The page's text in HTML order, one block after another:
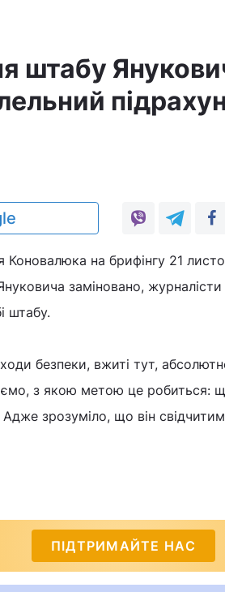
штабу
Коновалюка на брифінгу 21
заміновано, журналісти
штабу.
безпеки, вжиті тут,
з якою метою це робиться:
Адже зрозуміло, що він
ПІДТРИМАЙТЕ НАС